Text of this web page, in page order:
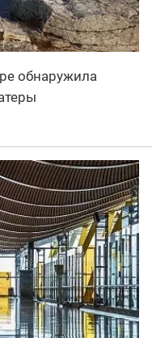
обнаружила